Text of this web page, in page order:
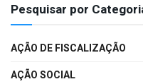
Pesquisar por
AÇÃO DE FISCALIZAÇÃO
AÇÃO SOCIAL